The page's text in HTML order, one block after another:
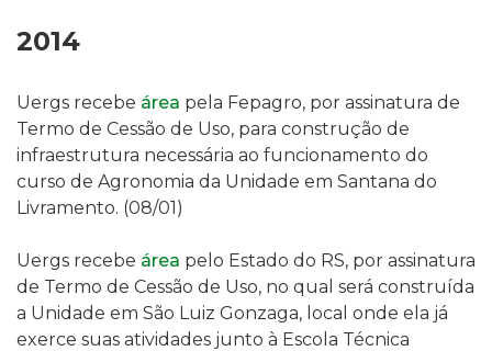
2014
Uergs recebe área pela Fepagro, por assinatura de
Termo de Cessão de Uso, para construção de
infraestrutura necessária ao funcionamento do
curso de Agronomia da Unidade em Santana do
Livramento. (08/01)
Uergs recebe área pelo Estado do RS, por assinatura
de Termo de Cessão de Uso, no qual será construída
a Unidade em São Luiz Gonzaga, local onde ela já
exerce suas atividades junto à Escola Técnica